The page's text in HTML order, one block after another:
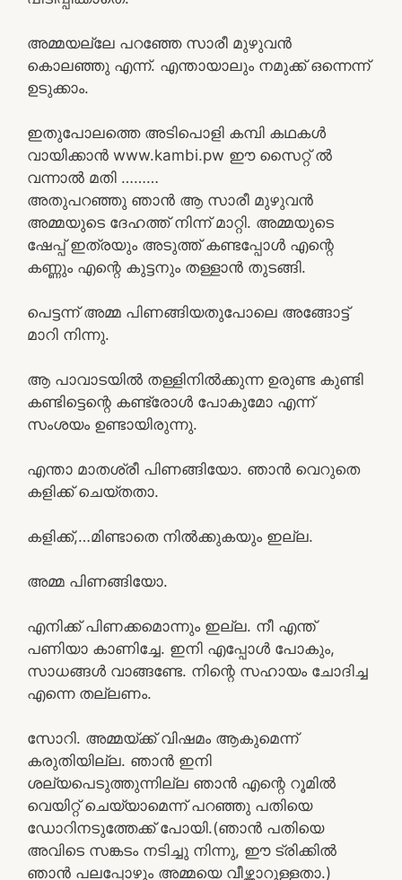
അമ്മയല്ലേ പറഞ്ഞേ സാരീ മുഴുവൻ
കൊലഞ്ഞു എന്ന്. എന്തായാലും നമുക്ക് ഒന്നെന്ന്
ഉടുക്കാം.
ഇതുപോലത്തെ അടിപൊളി കമ്പി കഥകൾ
വായിക്കാൻ www.kambi.pw ഈ സൈറ്റ് ൽ
വന്നാൽ മതി ………
അതുപറഞ്ഞു ഞാൻ ആ സാരീ മുഴുവൻ
അമ്മയുടെ ദേഹത്ത് നിന്ന് മാറ്റി. അമ്മയുടെ
ഷേപ്പ് ഇത്രയും അടുത്ത് കണ്ടപ്പോൾ എന്റെ
കണ്ണും എന്റെ കുട്ടനും തള്ളാൻ തുടങ്ങി.
പെട്ടന്ന് അമ്മ പിണങ്ങിയതുപോലെ അങ്ങോട്ട്‌
മാറി നിന്നു.
ആ പാവാടയിൽ തള്ളിനിൽക്കുന്ന ഉരുണ്ട കുണ്ടി
കണ്ടിട്ടെന്റെ കണ്ട്രോൾ പോകുമോ എന്ന്
സംശയം ഉണ്ടായിരുന്നു.
എന്താ മാതശ്രീ പിണങ്ങിയോ. ഞാൻ വെറുതെ
കളിക്ക് ചെയ്തതാ.
കളിക്ക്,…മിണ്ടാതെ നിൽക്കുകയും ഇല്ല.
അമ്മ പിണങ്ങിയോ.
എനിക്ക് പിണക്കമൊന്നും ഇല്ല. നീ എന്ത്
പണിയാ കാണിച്ചേ. ഇനി എപ്പോൾ പോകും,
സാധങ്ങൾ വാങ്ങണ്ടേ. നിന്റെ സഹായം ചോദിച്ച
എന്നെ തല്ലണം.
സോറി. അമ്മയ്ക്ക് വിഷമം ആകുമെന്ന്
കരുതിയില്ല. ഞാൻ ഇനി
ശല്യപെടുത്തുന്നില്ല ഞാൻ എന്റെ റൂമിൽ
വെയിറ്റ് ചെയ്യാമെന്ന് പറഞ്ഞു പതിയെ
ഡോറിനടുത്തേക്ക് പോയി.(ഞാൻ പതിയെ
അവിടെ സങ്കടം നടിച്ചു നിന്നു, ഈ ട്രിക്കിൽ
ഞാൻ പലപ്പോഴും അമ്മയെ വീഴ്ത്താറുള്ളതാ.)